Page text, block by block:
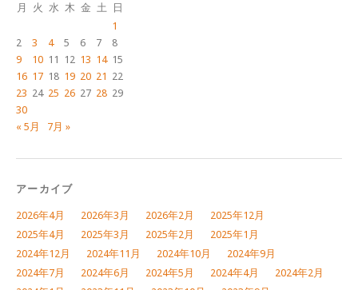
月
火 水 木 金 土
日
1
2
3 4 5 6 7
8
9
10 11 12 13 14 15
16 17 18 19 20 21 22
23 24 25 26 27 28 29
30
« 5月
7月 »
アーカイブ
2026年4月 2026年3月 2026年2月
2025年12月
2025年4月
2025年3月 2025年2月
2025年1月
2024年12月
2024年11月 2024年10月
2024年9月
2024年7月
2024年6月 2024年5月 2024年4月
2024年2月